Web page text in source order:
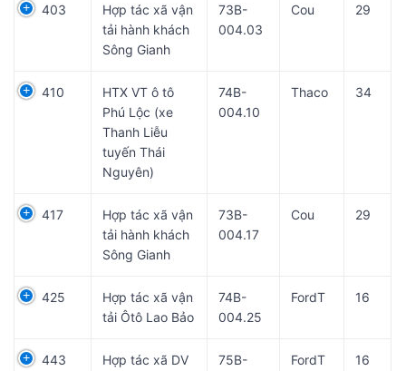
403
Hợp tác xã vận
tải hành khách
Sông Gianh
73B-
004.03
Cou 29
410
HTX VT ô tô
Phú Lộc (xe
Thanh Liễu
tuyến Thái
Nguyên)
74B-
004.10
Thaco 34
417
Hợp tác xã vận
tải hành khách
Sông Gianh
73B-
004.17
Cou 29
425
Hợp tác xã vận
tải Ôtô Lao Bảo
74B-
004.25
FordT 16
443
Hợp tác xã DV
75B-
FordT 16